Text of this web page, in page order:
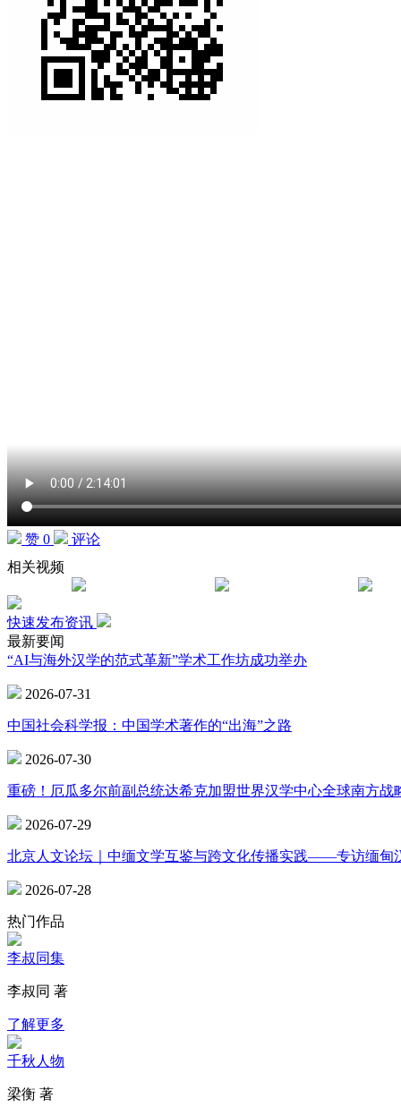
赞 0
评论
相关视频
快速发布资讯
最新要闻
“AI与海外汉学的范式革新”学术工作坊成功举办
2026-07-31
中国社会科学报：中国学术著作的“出海”之路
2026-07-30
重磅！厄瓜多尔前副总统达希克加盟世界汉学中心全球南方战
2026-07-29
北京人文论坛｜中缅文学互鉴与跨文化传播实践——专访缅甸
2026-07-28
热门作品
李叔同集
李叔同 著
了解更多
千秋人物
梁衡 著